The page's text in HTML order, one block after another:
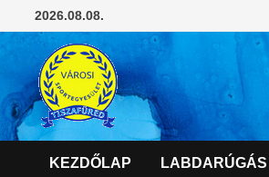
to
2026.08.08.
KEZDŐLAP LABDARÚGÁS